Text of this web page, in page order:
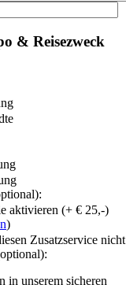
& Reisezweck
aktivieren (+ € 25,-)
)
Zusatzservice nicht
in unserem sicheren